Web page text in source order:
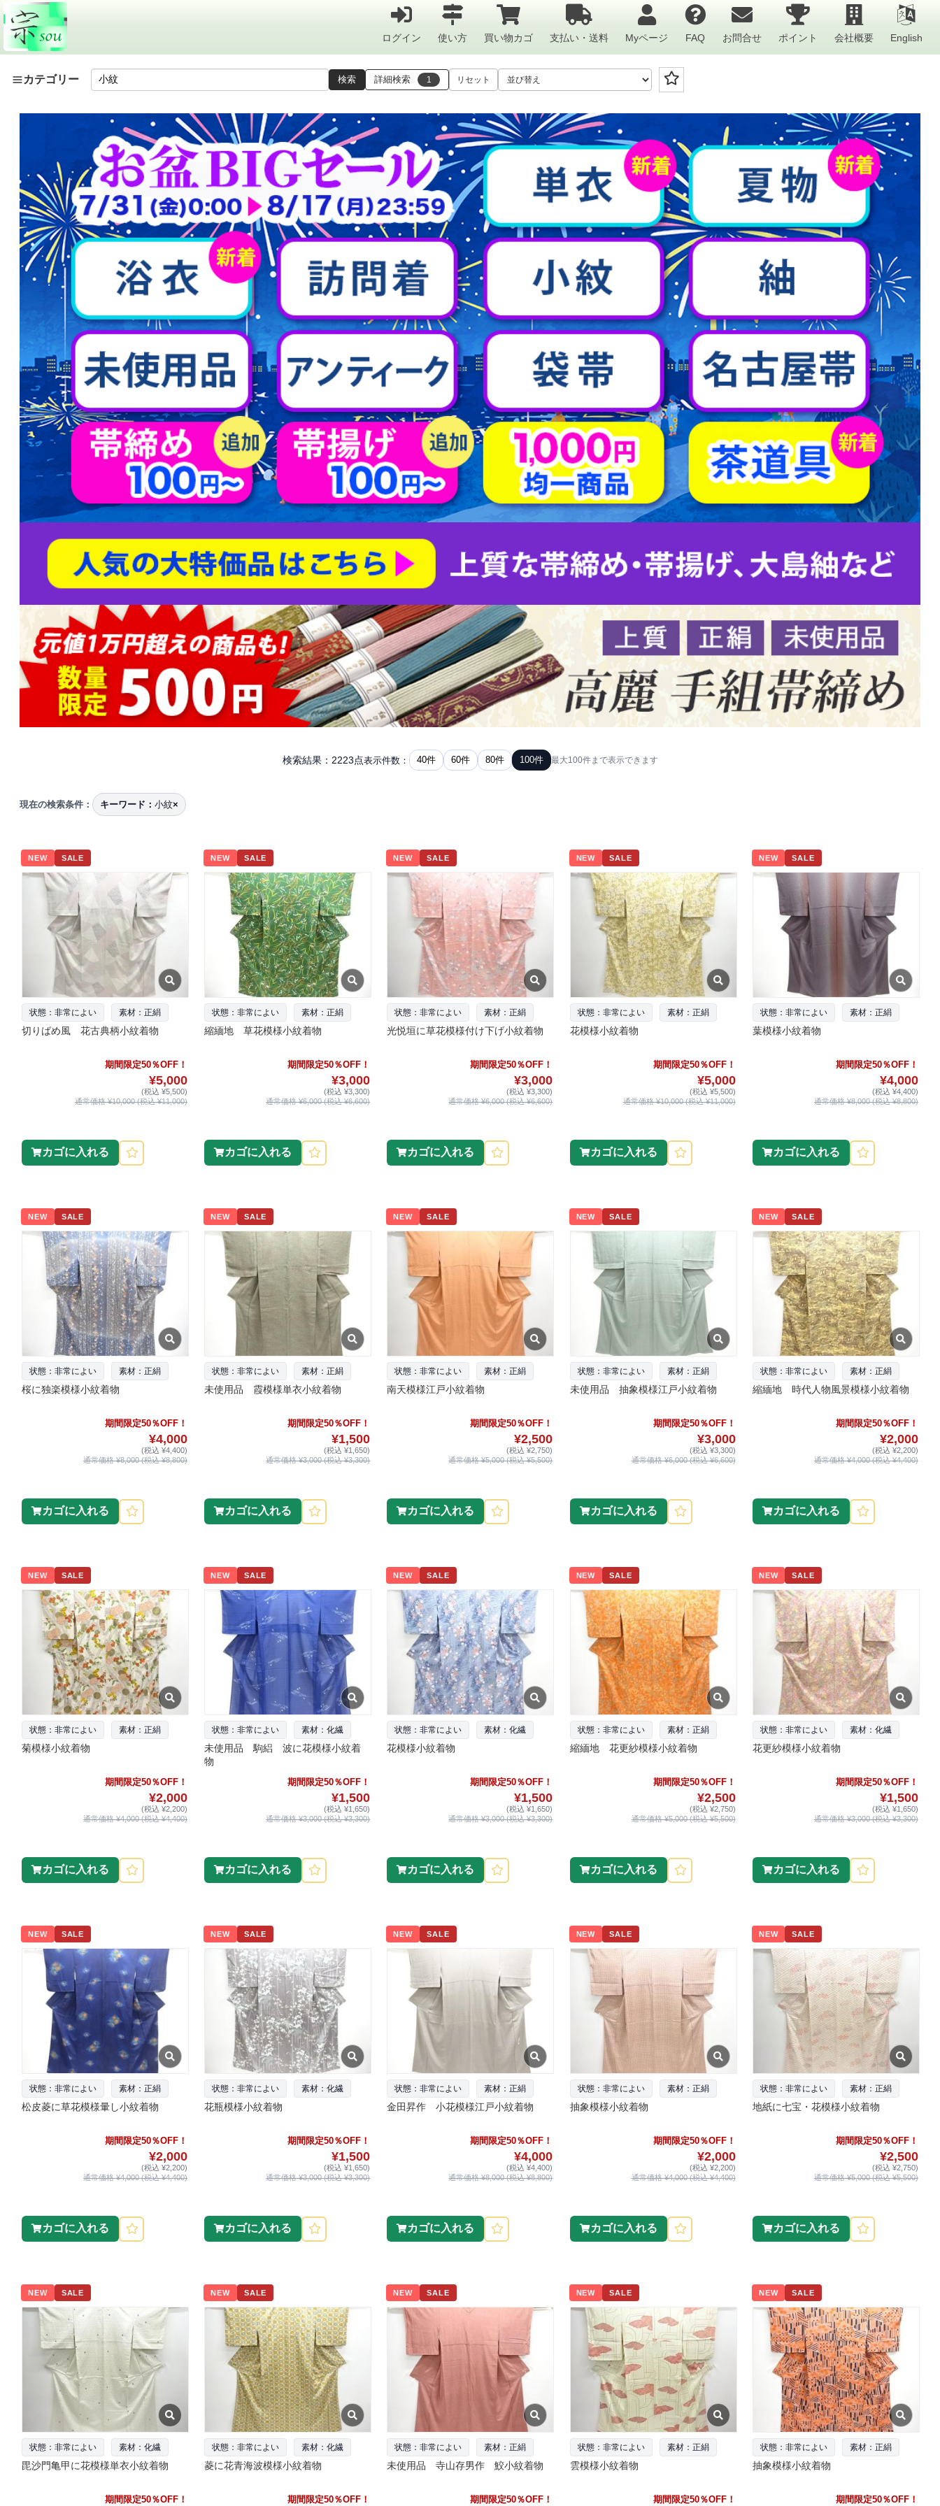
ログイン 使い方 買い物カゴ 支払い・送料 Myページ FAQ お問合せ ポイント 会社概要 English
カテゴリー 検索 詳細検索 1 リセット
検索結果：2223点表示件数： 40件 60件 80件 100件 最大100件まで表示できます
現在の検索条件： キーワード： 小紋×
NEW SALE
状態：非常によい 素材：正絹
切りばめ風 花古典柄小紋着物
期間限定50％OFF！
¥5,000
(税込 ¥5,500)
通常価格 ¥10,000 (税込 ¥11,000)
カゴに入れる
NEW SALE
状態：非常によい 素材：正絹
縮緬地 草花模様小紋着物
期間限定50％OFF！
¥3,000
(税込 ¥3,300)
通常価格 ¥6,000 (税込 ¥6,600)
カゴに入れる
NEW SALE
状態：非常によい 素材：正絹
光悦垣に草花模様付け下げ小紋着物
期間限定50％OFF！
¥3,000
(税込 ¥3,300)
通常価格 ¥6,000 (税込 ¥6,600)
カゴに入れる
NEW SALE
状態：非常によい 素材：正絹
花模様小紋着物
期間限定50％OFF！
¥5,000
(税込 ¥5,500)
通常価格 ¥10,000 (税込 ¥11,000)
カゴに入れる
NEW SALE
状態：非常によい 素材：正絹
葉模様小紋着物
期間限定50％OFF！
¥4,000
(税込 ¥4,400)
通常価格 ¥8,000 (税込 ¥8,800)
カゴに入れる
NEW SALE
状態：非常によい 素材：正絹
桜に独楽模様小紋着物
期間限定50％OFF！
¥4,000
(税込 ¥4,400)
通常価格 ¥8,000 (税込 ¥8,800)
カゴに入れる
NEW SALE
状態：非常によい 素材：正絹
未使用品 霞模様単衣小紋着物
期間限定50％OFF！
¥1,500
(税込 ¥1,650)
通常価格 ¥3,000 (税込 ¥3,300)
カゴに入れる
NEW SALE
状態：非常によい 素材：正絹
南天模様江戸小紋着物
期間限定50％OFF！
¥2,500
(税込 ¥2,750)
通常価格 ¥5,000 (税込 ¥5,500)
カゴに入れる
NEW SALE
状態：非常によい 素材：正絹
未使用品 抽象模様江戸小紋着物
期間限定50％OFF！
¥3,000
(税込 ¥3,300)
通常価格 ¥6,000 (税込 ¥6,600)
カゴに入れる
NEW SALE
状態：非常によい 素材：正絹
縮緬地 時代人物風景模様小紋着物
期間限定50％OFF！
¥2,000
(税込 ¥2,200)
通常価格 ¥4,000 (税込 ¥4,400)
カゴに入れる
NEW SALE
状態：非常によい 素材：正絹
菊模様小紋着物
期間限定50％OFF！
¥2,000
(税込 ¥2,200)
通常価格 ¥4,000 (税込 ¥4,400)
カゴに入れる
NEW SALE
状態：非常によい 素材：化繊
未使用品 駒絽 波に花模様小紋着
物
期間限定50％OFF！
¥1,500
(税込 ¥1,650)
通常価格 ¥3,000 (税込 ¥3,300)
カゴに入れる
NEW SALE
状態：非常によい 素材：化繊
花模様小紋着物
期間限定50％OFF！
¥1,500
(税込 ¥1,650)
通常価格 ¥3,000 (税込 ¥3,300)
カゴに入れる
NEW SALE
状態：非常によい 素材：正絹
縮緬地 花更紗模様小紋着物
期間限定50％OFF！
¥2,500
(税込 ¥2,750)
通常価格 ¥5,000 (税込 ¥5,500)
カゴに入れる
NEW SALE
状態：非常によい 素材：化繊
花更紗模様小紋着物
期間限定50％OFF！
¥1,500
(税込 ¥1,650)
通常価格 ¥3,000 (税込 ¥3,300)
カゴに入れる
NEW SALE
状態：非常によい 素材：正絹
松皮菱に草花模様暈し小紋着物
期間限定50％OFF！
¥2,000
(税込 ¥2,200)
通常価格 ¥4,000 (税込 ¥4,400)
カゴに入れる
NEW SALE
状態：非常によい 素材：化繊
花瓶模様小紋着物
期間限定50％OFF！
¥1,500
(税込 ¥1,650)
通常価格 ¥3,000 (税込 ¥3,300)
カゴに入れる
NEW SALE
状態：非常によい 素材：正絹
金田昇作 小花模様江戸小紋着物
期間限定50％OFF！
¥4,000
(税込 ¥4,400)
通常価格 ¥8,000 (税込 ¥8,800)
カゴに入れる
NEW SALE
状態：非常によい 素材：正絹
抽象模様小紋着物
期間限定50％OFF！
¥2,000
(税込 ¥2,200)
通常価格 ¥4,000 (税込 ¥4,400)
カゴに入れる
NEW SALE
状態：非常によい 素材：正絹
地紙に七宝・花模様小紋着物
期間限定50％OFF！
¥2,500
(税込 ¥2,750)
通常価格 ¥5,000 (税込 ¥5,500)
カゴに入れる
NEW SALE
状態：非常によい 素材：化繊
毘沙門亀甲に花模様単衣小紋着物
期間限定50％OFF！
NEW SALE
状態：非常によい 素材：化繊
菱に花青海波模様小紋着物
期間限定50％OFF！
NEW SALE
状態：非常によい 素材：正絹
未使用品 寺山存男作 鮫小紋着物
期間限定50％OFF！
NEW SALE
状態：非常によい 素材：正絹
雲模様小紋着物
期間限定50％OFF！
NEW SALE
状態：非常によい 素材：正絹
抽象模様小紋着物
期間限定50％OFF！